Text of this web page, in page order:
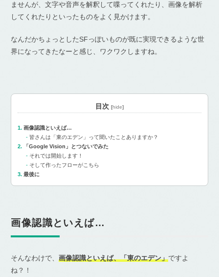
ませんが、文字や音声を解釈して喋ってくれたり、画像を解析
してくれたりといったものをよく見かけます。
なんだかちょっとしたSFっぽいものが既に実現できるような世
界になってきたなーと感じ、ワクワクしますね。
目次 [hide]
画像認識といえば…
皆さんは「東のエデン」って聞いたことありますか？
「Google Vision」とつないでみた
それでは開始します！
そして作ったフローがこちら
最後に
画像認識といえば…
そんなわけで、画像認識といえば、「東のエデン」ですよ
ね？！